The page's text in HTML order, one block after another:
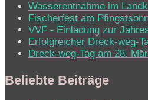
Wasserentnahme im
Fischerfest am
VVF - Einladung zur
Erfolgreicher Dreck-weg-
Dreck-weg-Tag am 28.
Beliebte Beiträge